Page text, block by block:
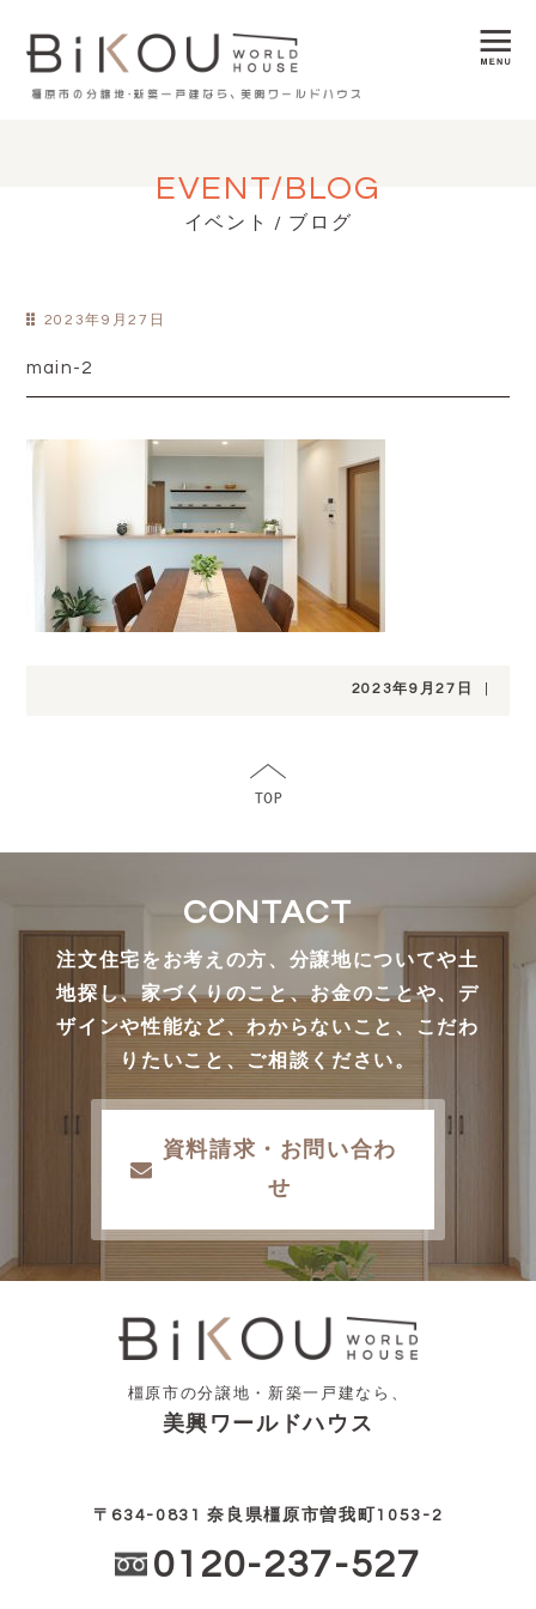
EVENT/BLOG
イベント / ブログ
2023年9月27日
main-2
2023年9月27日
CONTACT
注文住宅をお考えの方、分譲地についてや土
地探し、家づくりのこと、お金のことや、デ
ザインや性能など、わからないこと、こだわ
りたいこと、ご相談ください。
資料請求・お問い合わ
せ
橿原市の分譲地・新築一戸建なら、
美興ワールドハウス
〒634-0831 奈良県橿原市曽我町1053-2
0120-237-527